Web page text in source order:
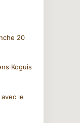
20
Koguis
le